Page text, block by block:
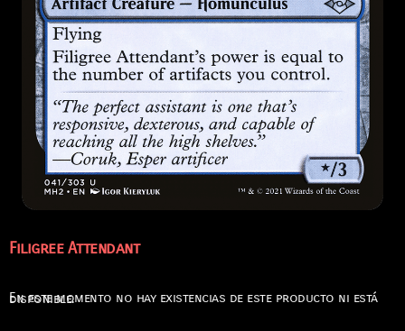
Filigree Attendant
En este momento no hay existencias de este producto ni está disponible.